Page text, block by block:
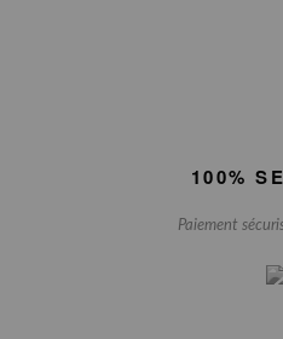
100%
Paiement